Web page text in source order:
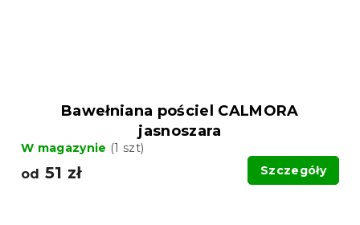
Bawełniana pościel CALMORA
jasnoszara
W magazynie (1 szt)
od 51 zł Szczegóły